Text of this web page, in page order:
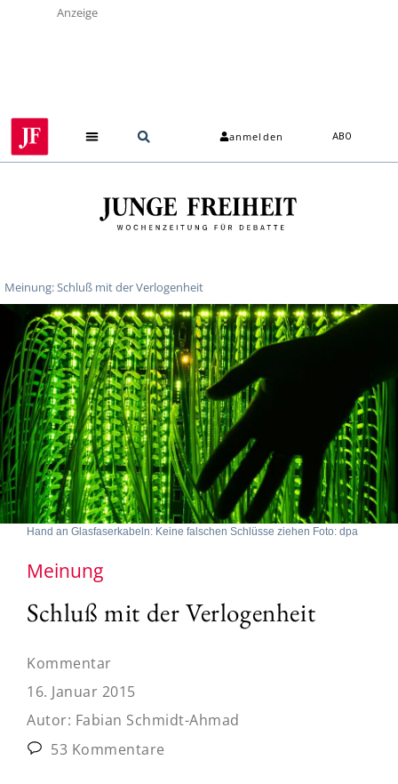
Anzeige
anmelden ABO
Meinung: Schluß mit der Verlogenheit
Hand an Glasfaserkabeln: Keine falschen Schlüsse ziehen Foto: dpa
Meinung
Schluß mit der Verlogenheit
Kommentar
16. Januar 2015
Autor: Fabian Schmidt-Ahmad
53 Kommentare